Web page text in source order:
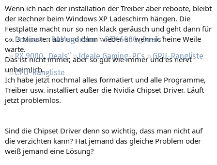
Regeln
Podcast RAMageddon
RTX 5000 „Deals“
RX 9000 „Deals“
Ideale Gaming-PCs
GPU-Rangliste
CPU-Rangliste
Wenn ich nach der installation der Treiber aber reboote, bleibt
der Rechner beim Windows XP Ladeschirm hängen. Die
Festplatte macht nur so nen klack geräusch und geht dann für
ca. 3 Minuten aus und dann wieder an wenn ic heine Weile
warte.
Das ist nicht immer, aber so gut wie immer und es nervt
unheimlich.
Ich habe jetzt nochmal alles formatiert und alle Programme,
Treiber usw. installiert außer die Nvidia Chipset Driver. Läuft
jetzt problemlos.
Sind die Chipset Driver denn so wichtig, dass man nicht auf
die verzichten kann? Hat jemand das gleiche Problem oder
weiß jemand eine Lösung?